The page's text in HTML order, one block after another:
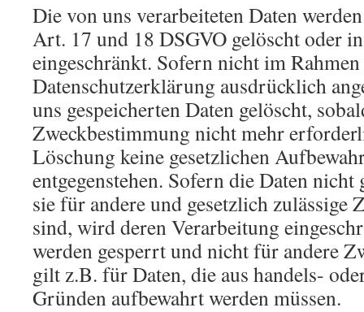
Die von uns verarbeiteten Daten
Art. 17 und 18 DSGVO gelöscht oder
eingeschränkt. Sofern nicht im
Datenschutzerklärung ausdrücklich
uns gespeicherten Daten gelöscht,
Zweckbestimmung nicht mehr
Löschung keine gesetzlichen
entgegenstehen. Sofern die Daten
sie für andere und gesetzlich zulässige
sind, wird deren Verarbeitung
werden gesperrt und nicht für andere
gilt z.B. für Daten, die aus handels-
Gründen aufbewahrt werden müssen.